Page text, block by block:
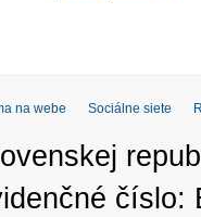
na webe Sociálne siete
číslo: